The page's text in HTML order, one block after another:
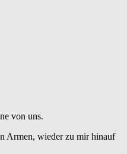
von uns.
Armen, wieder zu mir hinauf